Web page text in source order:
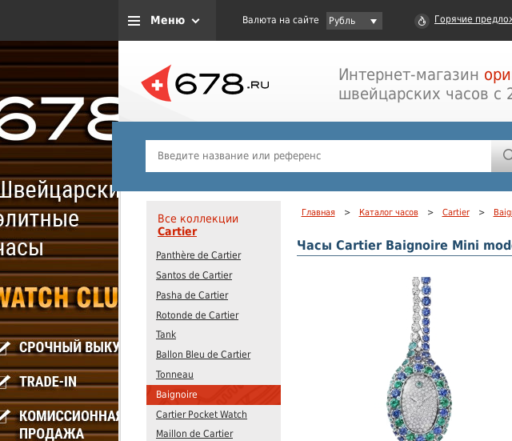
Меню Валюта на сайте Рубль Горячие
Интернет-магазин
швейцарских часов с
Все коллекции
Cartier
Panthère de Cartier
Santos de Cartier
Pasha de Cartier
Rotonde de Cartier
Tank
Ballon Bleu de Cartier
Tonneau
Baignoire
Cartier Pocket Watch
Maillon de Cartier
Главная > Каталог часов > Cartier >
Часы Cartier Baignoire Mini